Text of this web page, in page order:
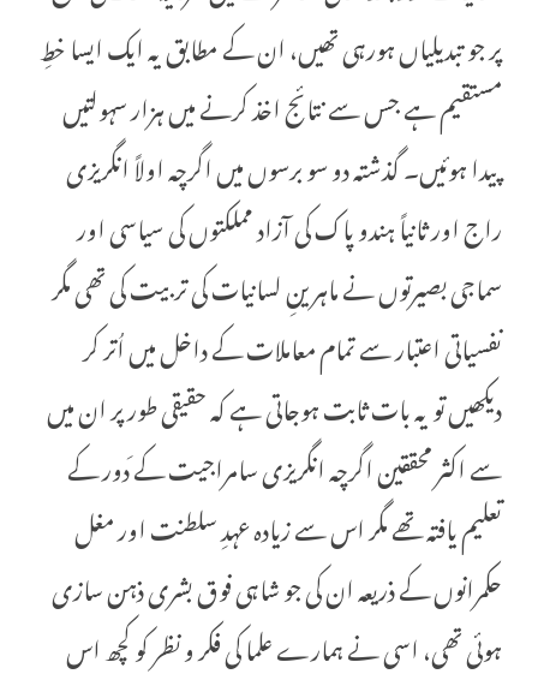
پر جو تبدیلیاں ہورہی تھیں، ان کے مطابق یہ ایک ایسا خطِ
مستقیم ہے جس سے نتائج اخذ کرنے میں ہزار سہولتیں
پیدا ہوئیں۔ گذشتہ دو سو برسوں میں اگرچہ اولاً انگریزی
راج اور ثانیاً ہندو پاک کی آزاد مملکتوں کی سیاسی اور
سماجی بصیرتوں نے ماہرینِ لسانیات کی تربیت کی تھی مگر
نفسیاتی اعتبار سے تمام معاملات کے داخل میں اُتر کر
دیکھیں تو یہ بات ثابت ہوجاتی ہے کہ حقیقی طور پر ان میں
سے اکثر محققین اگرچہ انگریزی سامراجیت کے َدور کے
تعلیم یافتہ تھے مگر اس سے زیادہ عہدِ سلطنت اور مغل
حکمرانوں کے ذریعہ ان کی جو شاہی فوق بشری ذہن سازی
ہوئی تھی، اسی نے ہمارے علما کی فکر و نظر کو کچھ اس